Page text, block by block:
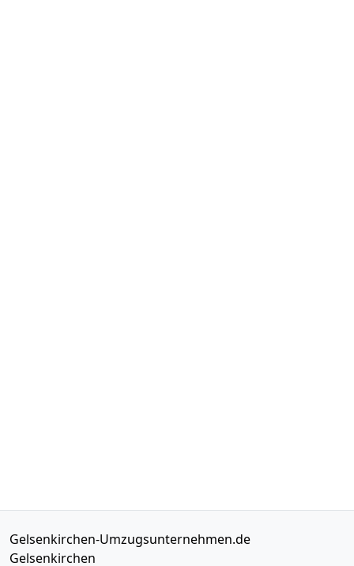
Gelsenkirchen-Umzugsunternehmen.de
Gelsenkirchen